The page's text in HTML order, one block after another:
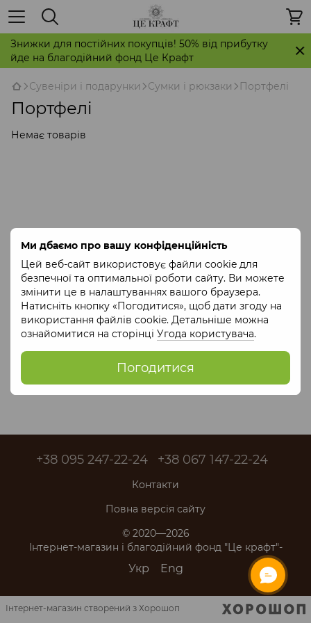
Ми дбаємо про вашу конфіденційність
Цей веб-сайт використовує файли cookie для
безпечної та оптимальної роботи сайту. Ви можете
змінити це в налаштуваннях вашого браузера.
Натисніть кнопку «Погодитися», щоб дати згоду на
використання файлів cookie. Детальніше можна
ознайомитися на сторінці Угода користувача.
Погодитися
Знижки для постійних покупців! 50% від прибутку
йде на благодійний фонд Це Крафт
Сувеніри і подарунки Сумки і рюкзаки Портфелі
Портфелі
Немає товарів
+38 095 247-22-24 +38 067 147-22-24
Контакти
Повна версія сайту
© 2020—2026
Інтернет-магазин і благодійний фонд "Це крафт"-
Укр Eng
Інтернет-магазин створений з Хорошоп